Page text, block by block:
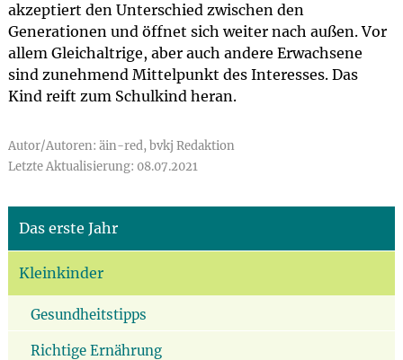
akzeptiert den Unterschied zwischen den
Generationen und öffnet sich weiter nach außen. Vor
allem Gleichaltrige, aber auch andere Erwachsene
sind zunehmend Mittelpunkt des Interesses. Das
Kind reift zum Schulkind heran.
Autor/Autoren: äin-red, bvkj Redaktion
Letzte Aktualisierung: 08.07.2021
Das erste Jahr
Kleinkinder
Gesundheitstipps
Richtige Ernährung